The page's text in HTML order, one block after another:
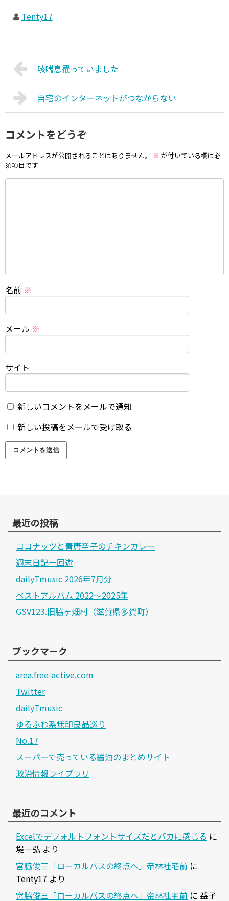
Tenty17
咳喘息罹っていました
自宅のインターネットがつながらない
コメントをどうぞ
メールアドレスが公開されることはありません。 ※ が付いている欄は必
須項目です
名前 ※
メール ※
サイト
新しいコメントをメールで通知
新しい投稿をメールで受け取る
最近の投稿
ココナッツと青唐辛子のチキンカレー
週末日記ー回遊
dailyTmusic 2026年7月分
ベストアルバム 2022～2025年
GSV123.旧脇ヶ畑村（滋賀県多賀町）
ブックマーク
area.free-active.com
Twitter
dailyTmusic
ゆるふわ系無印良品巡り
No.17
スーパーで売っている醤油のまとめサイト
政治情報ライブラリ
最近のコメント
Excelでデフォルトフォントサイズだとバカに感じる に
堤一弘 より
宮脇俊三「ローカルバスの終点へ」帝林社宅前 に
Tenty17 より
宮脇俊三「ローカルバスの終点へ」帝林社宅前 に 益子